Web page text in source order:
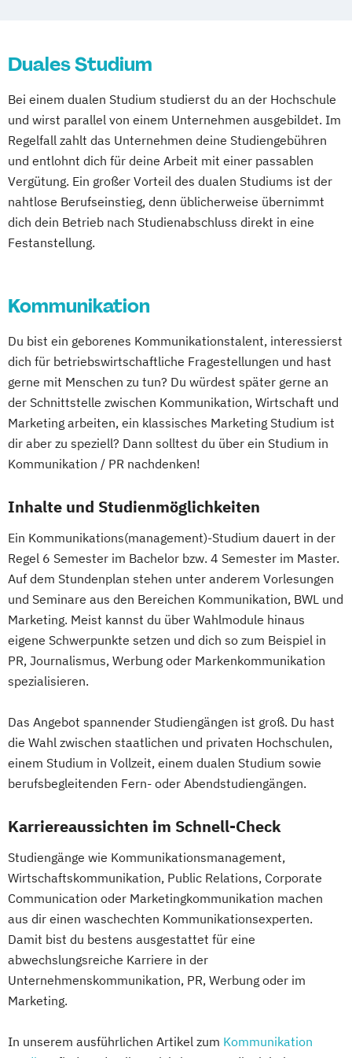
Duales Studium
Bei einem dualen Studium studierst du an der Hochschule
und wirst parallel von einem Unternehmen ausgebildet. Im
Regelfall zahlt das Unternehmen deine Studiengebühren
und entlohnt dich für deine Arbeit mit einer passablen
Vergütung. Ein großer Vorteil des dualen Studiums ist der
nahtlose Berufseinstieg, denn üblicherweise übernimmt
dich dein Betrieb nach Studienabschluss direkt in eine
Festanstellung.
Kommunikation
Du bist ein geborenes Kommunikationstalent, interessierst
dich für betriebswirtschaftliche Fragestellungen und hast
gerne mit Menschen zu tun? Du würdest später gerne an
der Schnittstelle zwischen Kommunikation, Wirtschaft und
Marketing arbeiten, ein klassisches Marketing Studium ist
dir aber zu speziell? Dann solltest du über ein Studium in
Kommunikation / PR nachdenken!
Inhalte und Studienmöglichkeiten
Ein Kommunikations(management)-Studium dauert in der
Regel 6 Semester im Bachelor bzw. 4 Semester im Master.
Auf dem Stundenplan stehen unter anderem Vorlesungen
und Seminare aus den Bereichen Kommunikation, BWL und
Marketing. Meist kannst du über Wahlmodule hinaus
eigene Schwerpunkte setzen und dich so zum Beispiel in
PR, Journalismus, Werbung oder Markenkommunikation
spezialisieren.
Das Angebot spannender Studiengängen ist groß. Du hast
die Wahl zwischen staatlichen und privaten Hochschulen,
einem Studium in Vollzeit, einem dualen Studium sowie
berufsbegleitenden Fern- oder Abendstudiengängen.
Karriereaussichten im Schnell-Check
Studiengänge wie Kommunikationsmanagement,
Wirtschaftskommunikation, Public Relations, Corporate
Communication oder Marketingkommunikation machen
aus dir einen waschechten Kommunikationsexperten.
Damit bist du bestens ausgestattet für eine
abwechslungsreiche Karriere in der
Unternehmenskommunikation, PR, Werbung oder im
Marketing.
In unserem ausführlichen Artikel zum Kommunikation